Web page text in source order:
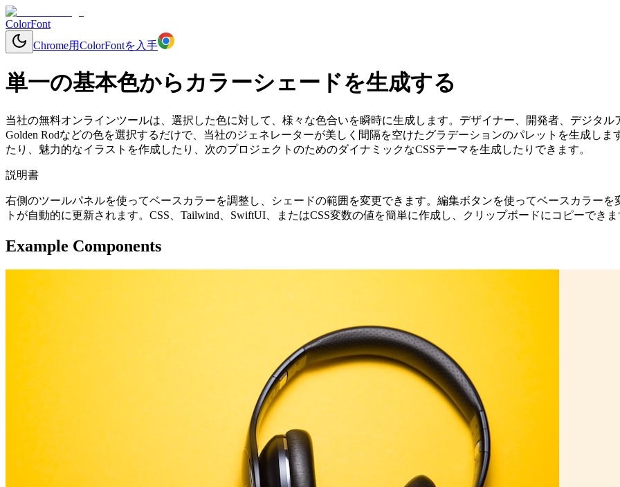
ColorFont
Chrome用ColorFontを入手
単一の基本色からカラーシェードを生成する
当社の無料オンラインツールは、選択した色に対して、様々な色合いを瞬時に生成します。デザイナー、開発者、デジタル
Golden Rodなどの色を選択するだけで、当社のジェネレーターが美しく間隔を空けたグラデーションのパレットを生成し
たり、魅力的なイラストを作成したり、次のプロジェクトのためのダイナミックなCSSテーマを生成したりできます。
説明書
右側のツールパネルを使ってベースカラーを調整し、シェードの範囲を変更できます。編集ボタンを使ってベースカラー
トが自動的に更新されます。CSS、Tailwind、SwiftUI、またはCSS変数の値を簡単に作成し、クリップボードにコピーできま
Example Components